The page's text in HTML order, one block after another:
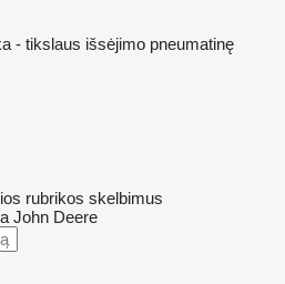
- tikslaus išsėjimo pneumatinę
rubrikos skelbimus
John Deere